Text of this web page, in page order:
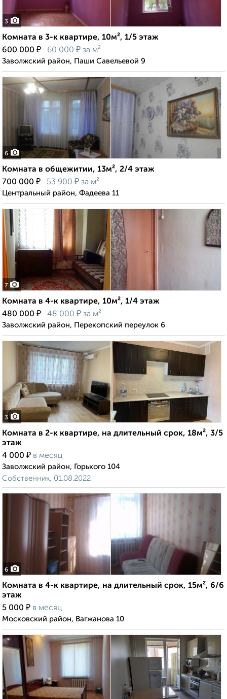
3
Комната в 3-к квартире, 10м², 1/5 этаж
600 000 ₽ 60 000 ₽ за м²
Заволжский район, Паши Савельевой 9
6
Комната в общежитии, 13м², 2/4 этаж
700 000 ₽ 53 900 ₽ за м²
Центральный район, Фадеева 11
7
Комната в 4-к квартире, 10м², 1/4 этаж
480 000 ₽ 48 000 ₽ за м²
Заволжский район, Перекопский переулок 6
3
Комната в 2-к квартире, на длительный срок, 18м², 3/5
этаж
4 000 ₽ в месяц
Заволжский район, Горького 104
Собственник, 01.08.2022
6
Комната в 4-к квартире, на длительный срок, 15м², 6/6
этаж
5 000 ₽ в месяц
Московский район, Вагжанова 10